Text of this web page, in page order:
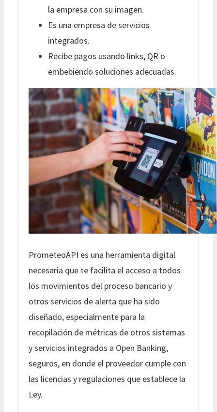
la empresa con su imagen.
Es una empresa de servicios
integrados.
Recibe pagos usando links, QR o
embebiendo soluciones adecuadas.
PrometeoAPI es una herramienta digital
necesaria que te facilita el acceso a todos
los movimientos del proceso bancario y
otros servicios de alerta que ha sido
diseñado, especialmente para la
recopilación de métricas de otros sistemas
y servicios integrados a Open Banking,
seguros, en donde el proveedor cumple con
las licencias y regulaciones que establece la
Ley.